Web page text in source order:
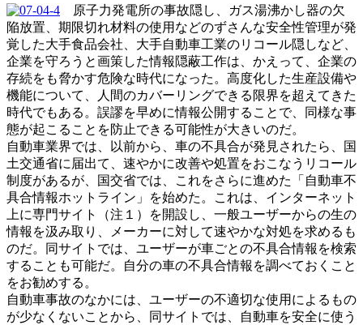
原子力発電所の事故隠し、ガス湯沸かし器の欠
陥放置、期限切れ材料の使用などのずさんな安全性管理が発
覚した大手食品会社、大手自動車工業のリコール隠しなど、
企業を守ろうと画策した情報隠蔽工作は、かえって、企業の
存続をも脅かす危険な時代になった。高度化した生産設備や
機能について、人間のカバーリングできる限界を超えてきた
時代でもある。誤謬を早めに情報公開することで、同様な事
態が起こることを防止できる可能性が大きいのだ。
自動車業界では、以前から、車の不具合が発見されたら、国
土交通省に届出て、速やかに改善や処置をおこなうリコール
制度があるが、国交省では、これをさらに進めた「自動車不
具合情報ホットライン」を始めた。これは、インターネット
上に専門サイト（注１）を開設し、一般ユーザーからの生の
情報を汲み取り、メーカーに対して速やかな対処を求めるも
のだ。同サイトでは、ユーザーが車ごとの不具合情報を検索
することも可能だ。自分の車の不具合情報を調べておくこと
をお勧めする。
自動車事故のなかには、ユーザーの不適切な使用によるもの
が少なくないことから、同サイトでは、自動車を安全に使う